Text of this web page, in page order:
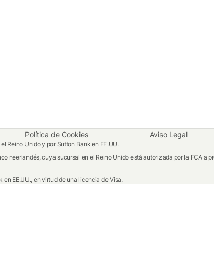
Política de Cookies Aviso Legal
Reino Unido y por Sutton Bank en EE.UU.
neerlandés, cuya sucursal en el Reino Unido está autorizada por la FCA a
EE.UU., en virtud de una licencia de Visa.